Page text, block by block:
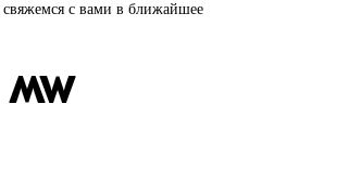
с вами в ближайшее